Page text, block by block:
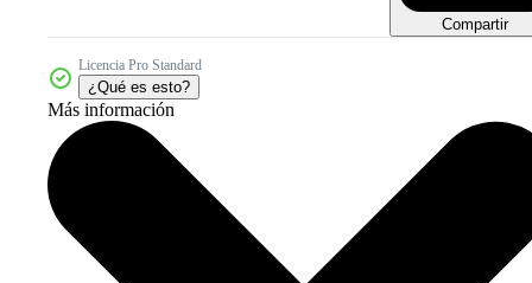
Compartir
Licencia Pro Standard
¿Qué es esto?
Más información